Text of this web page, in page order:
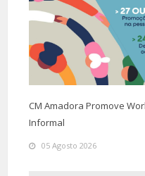
CM Amadora Promove
Informal
05 Agosto 2026